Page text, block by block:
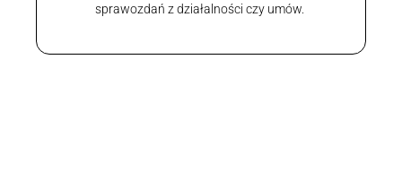
sprawozdań z działalności czy umów.